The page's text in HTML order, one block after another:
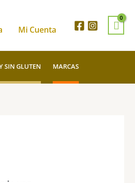
Mi Cuenta
SIN GLUTEN MARCAS